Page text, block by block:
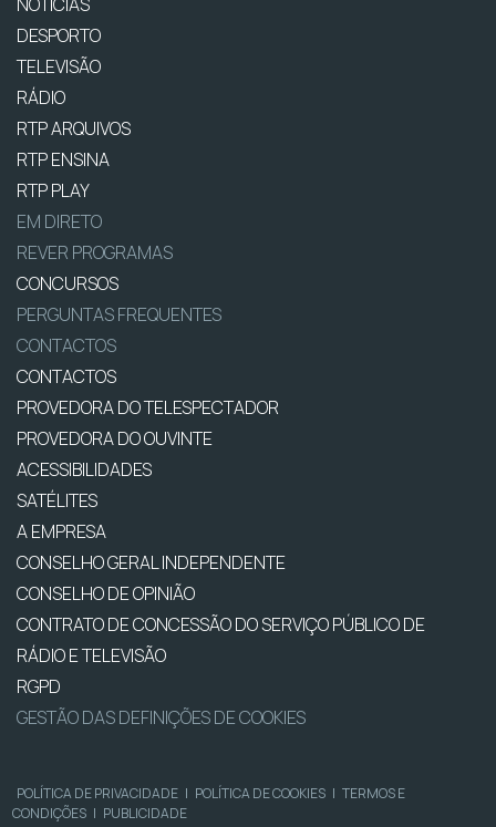
DESPORTO
TELEVISÃO
RÁDIO
RTP ARQUIVOS
RTP ENSINA
RTP PLAY
EM DIRETO
REVER PROGRAMAS
CONCURSOS
PERGUNTAS FREQUENTES
CONTACTOS
CONTACTOS
PROVEDORA DO TELESPECTADOR
PROVEDORA DO OUVINTE
ACESSIBILIDADES
SATÉLITES
A EMPRESA
CONSELHO GERAL INDEPENDENTE
CONSELHO DE OPINIÃO
CONTRATO DE CONCESSÃO DO SERVIÇO PÚBLICO DE
RÁDIO E TELEVISÃO
RGPD
GESTÃO DAS DEFINIÇÕES DE COOKIES
POLÍTICA DE PRIVACIDADE | POLÍTICA DE COOKIES | TERMOS E
CONDIÇÕES | PUBLICIDADE